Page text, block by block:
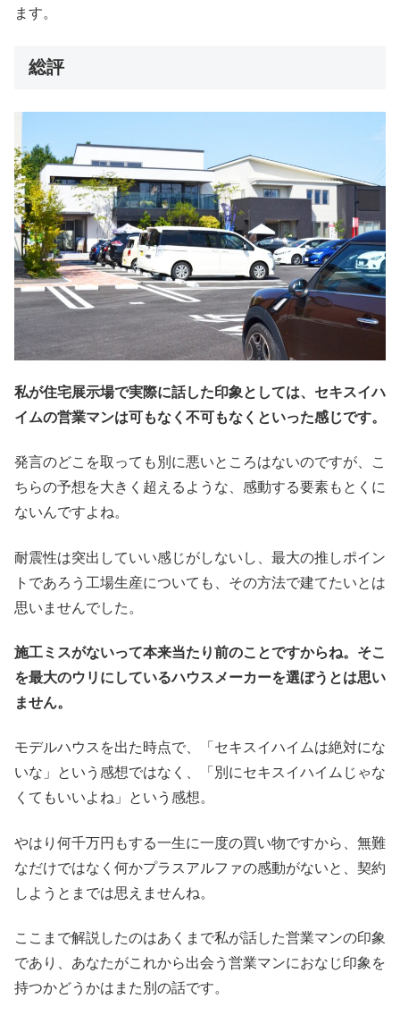
ます。
総評
私が住宅展示場で実際に話した印象としては、セキスイハ
イムの営業マンは可もなく不可もなくといった感じです。
発言のどこを取っても別に悪いところはないのですが、こ
ちらの予想を大きく超えるような、感動する要素もとくに
ないんですよね。
耐震性は突出していい感じがしないし、最大の推しポイン
トであろう工場生産についても、その方法で建てたいとは
思いませんでした。
施工ミスがないって本来当たり前のことですからね。そこ
を最大のウリにしているハウスメーカーを選ぼうとは思い
ません。
モデルハウスを出た時点で、「セキスイハイムは絶対にな
いな」という感想ではなく、「別にセキスイハイムじゃな
くてもいいよね」という感想。
やはり何千万円もする一生に一度の買い物ですから、無難
なだけではなく何かプラスアルファの感動がないと、契約
しようとまでは思えませんね。
ここまで解説したのはあくまで私が話した営業マンの印象
であり、あなたがこれから出会う営業マンにおなじ印象を
持つかどうかはまた別の話です。